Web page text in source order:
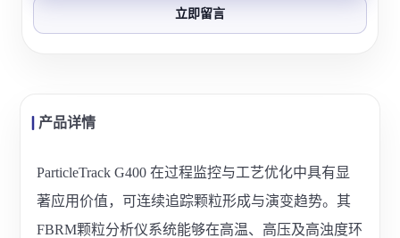
立即留言
产品详情
ParticleTrack G400 在过程监控与工艺优化中具有显
著应用价值，可连续追踪颗粒形成与演变趋势。其
FBRM颗粒分析仪系统能够在高温、高压及高浊度环